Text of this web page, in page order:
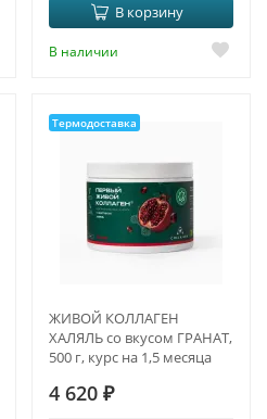
В корзину
В наличии
Термодоставка
ЖИВОЙ КОЛЛАГЕН
ХАЛЯЛЬ со вкусом ГРАНАТ,
500 г, курс на 1,5 месяца
4 620 ₽